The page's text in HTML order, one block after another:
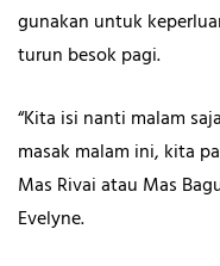
gunakan untuk
turun besok pagi.
“Kita isi nanti malam
masak malam ini, kita
Mas Rivai atau Mas
Evelyne.